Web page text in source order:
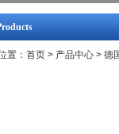
置： 首页 > 产品中心 > 德